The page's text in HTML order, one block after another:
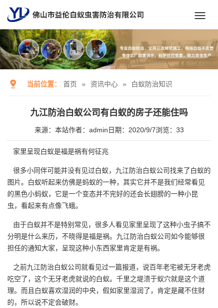
当前位置： 首页 » 资讯中心 » 白蚁防治知识
九江防治白蚁公司有白蚁的房子还能住吗
来源：本站作者：admin 日期：2020/9/7浏览： 33
家里呈现白蚁是福是祸有何征兆
很多小同伴可能并没有见过白蚁， 九江防治白蚁公司找来了白蚁的
图片。白蚁听起来仿佛是蚂蚁的一种，其实它并不是我们经常看见
的黑色小蚂蚁，它是一个变态并不完好的还会长翅膀的一种小昆
虫，看起来有点像飞蛾。
由于白蚁并不是特别常见，很多人看见家里呈现了这种小虫子搞不
分明是什么来历，不晓得是福是祸。九江防治白蚁公司如今能够很
担任的通知大家，呈现这种小东西家里肯定是有祸。
之前九江防治白蚁公司就看见过一篇报道，说百年老宅被无牙老虎
吃空了，这个无牙老虎就说的白蚁。千里之堤溃于蚁穴就是这个道
理。而且白蚁喜欢湿润的中央，假如家里湿润了，肯定是藏不住财
的，所以说不定会破财。